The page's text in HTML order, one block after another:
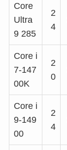
Core
Ultra
9 285
2
4
Core i
7-147
00K
2
0
Core i
9-149
00
2
4